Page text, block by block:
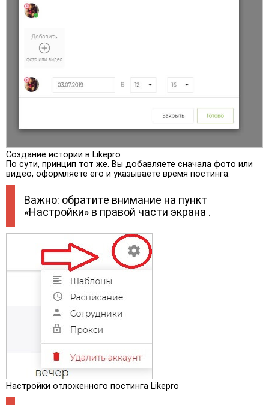
Создание истории в Likepro
По сути, принцип тот же. Вы добавляете сначала фото или
видео, оформляете его и указываете время постинга.
Важно: обратите внимание на пункт
«Настройки» в правой части экрана .
Настройки отложенного постинга Likepro